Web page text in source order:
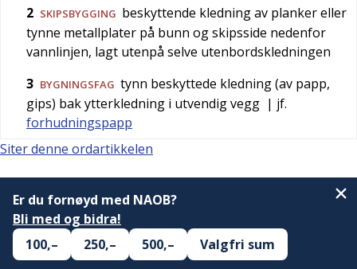
2 SKIPSBYGGING beskyttende kledning av planker eller
tynne metallplater på bunn og skipsside nedenfor
vannlinjen, lagt utenpå selve utenbordskledningen
3 BYGNINGSFAG tynn beskyttede kledning (av papp,
gips) bak ytterkledning i utvendig vegg | jf.
forhudningspapp
Siter denne ordartikkelen
Er du fornøyd med NAOB?
Bli med og bidra!
100,–
250,– 500,– Valgfri sum